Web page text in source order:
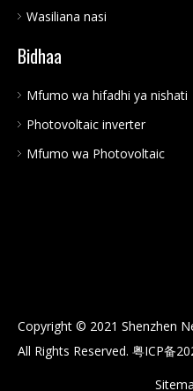
Wasiliana nasi
Bidhaa
Mfumo wa hifadhi ya nishati
Photovoltaic inverter
Mfumo wa Photovoltaic
Copyright © 2021 Shenzhen
All Rights Reserved. 粤ICP备